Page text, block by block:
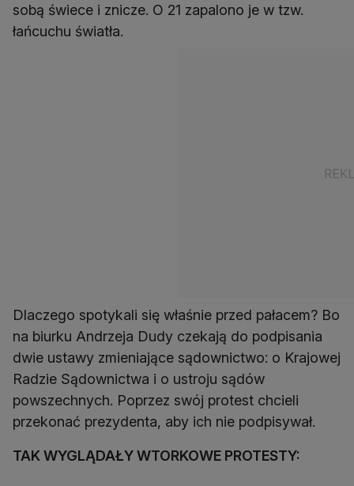
sobą świece i znicze. O 21 zapalono je w tzw.
łańcuchu światła.
Dlaczego spotykali się właśnie przed pałacem? Bo
na biurku Andrzeja Dudy czekają do podpisania
dwie ustawy zmieniające sądownictwo: o Krajowej
Radzie Sądownictwa i o ustroju sądów
powszechnych. Poprzez swój protest chcieli
przekonać prezydenta, aby ich nie podpisywał.
TAK WYGLĄDAŁY WTORKOWE PROTESTY: